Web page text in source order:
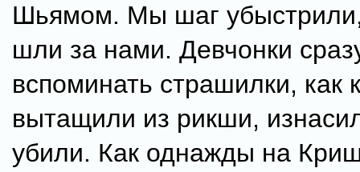
Шьямом. Мы шаг убыстрили,
шли за нами. Девчонки
вспоминать страшилки, как
вытащили из рикши,
убили. Как однажды на